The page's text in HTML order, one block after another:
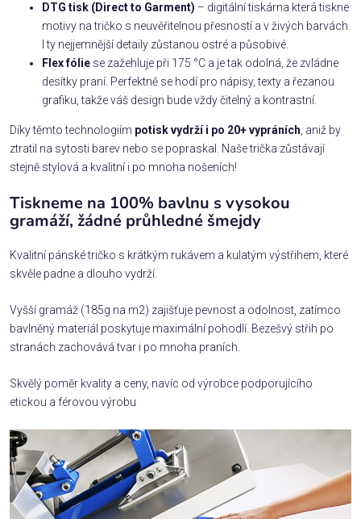
DTG tisk (Direct to Garment) – digitální tiskárna která tiskne
motivy na tričko s neuvěřitelnou přesností a v živých barvách.
I ty nejjemnější detaily zůstanou ostré a působivé.
Flex fólie se zažehluje při 175 °C a je tak odolná, že zvládne
desítky praní. Perfektně se hodí pro nápisy, texty a řezanou
grafiku, takže váš design bude vždy čitelný a kontrastní.
Díky těmto technologiím potisk vydrží i po 20+ vypráních, aniž by
ztratil na sytosti barev nebo se popraskal. Naše trička zůstávají
stejně stylová a kvalitní i po mnoha nošeních!
Tiskneme na 100% bavlnu s vysokou
gramáží, žádné průhledné šmejdy
Kvalitní pánské tričko s krátkým rukávem a kulatým výstřihem, které
skvěle padne a dlouho vydrží.
Vyšší gramáž (185g na m2) zajišťuje pevnost a odolnost, zatímco
bavlněný materiál poskytuje maximální pohodlí. Bezešvý střih po
stranách zachovává tvar i po mnoha praních.
Skvělý poměr kvality a ceny, navíc od výrobce podporujícího
etickou a férovou výrobu